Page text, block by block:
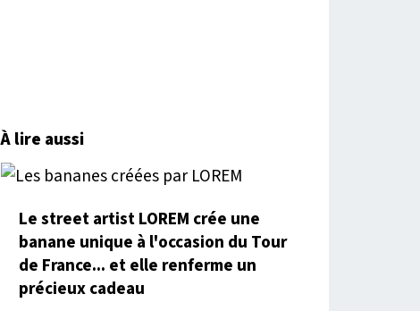
À lire aussi
Le street artist LOREM crée une
banane unique à l'occasion du Tour
de France... et elle renferme un
précieux cadeau